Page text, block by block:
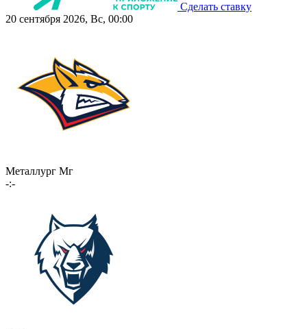
Сделать ставку
20 сентября 2026, Вс, 00:00
Металлург Мг
-:-